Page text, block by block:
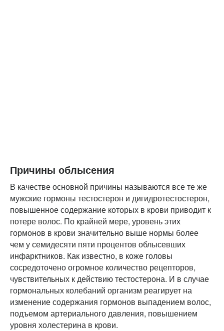
Причины облысения
В качестве основной причины называются все те же
мужские гормоны тестостерон и дигидротестостерон,
повышенное содержание которых в крови приводит к
потере волос. По крайней мере, уровень этих
гормонов в крови значительно выше нормы более
чем у семидесяти пяти процентов облысевших
инфарктников. Как известно, в коже головы
сосредоточено огромное количество рецепторов,
чувствительных к действию тестостерона. И в случае
гормональных колебаний организм реагирует на
изменение содержания гормонов выпадением волос,
подъемом артериального давления, повышением
уровня холестерина в крови.